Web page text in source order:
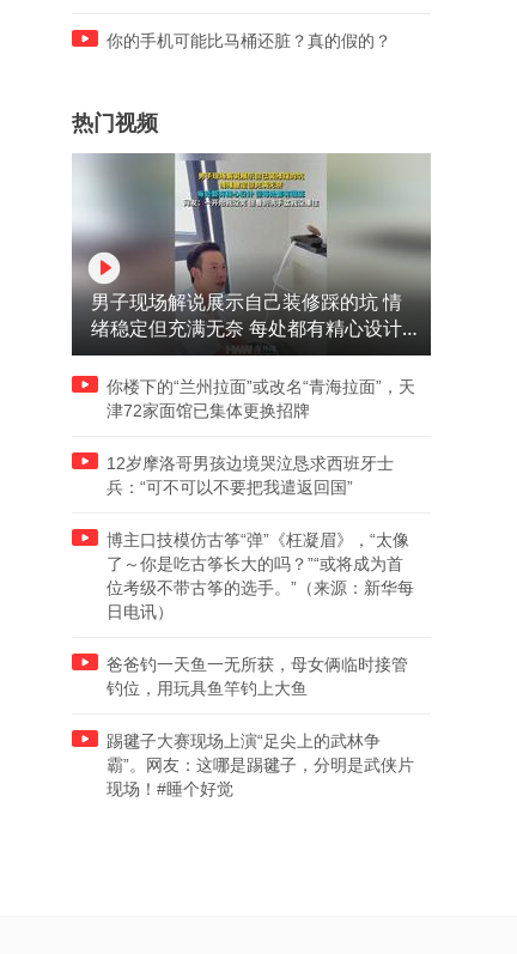
你的手机可能比马桶还脏？真的假的？
热门视频
男子现场解说展示自己装修踩的坑 情
绪稳定但充满无奈 每处都有精心设计
但每处都有瑕疵 网友：一开始我没笑
但看到洗手盆我没绷住
你楼下的“兰州拉面”或改名“青海拉面”，天
津72家面馆已集体更换招牌
12岁摩洛哥男孩边境哭泣恳求西班牙士
兵：“可不可以不要把我遣返回国”
博主口技模仿古筝“弹”《枉凝眉》，“太像
了～你是吃古筝长大的吗？”“或将成为首
位考级不带古筝的选手。”（来源：新华每
日电讯）
爸爸钓一天鱼一无所获，母女俩临时接管
钓位，用玩具鱼竿钓上大鱼
踢毽子大赛现场上演“足尖上的武林争
霸”。网友：这哪是踢毽子，分明是武侠片
现场！#睡个好觉